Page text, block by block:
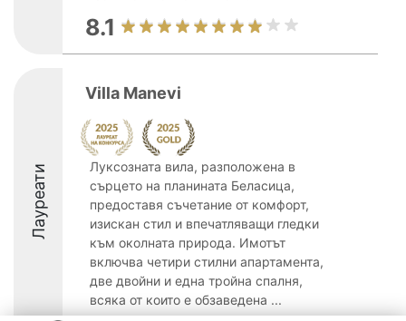
8.1
Лауреати
Villa Manevi
Луксозната вила, разположена в
сърцето на планината Беласица,
предоставя съчетание от комфорт,
изискан стил и впечатляващи гледки
към околната природа. Имотът
включва четири стилни апартамента,
две двойни и една тройна спалня,
всяка от които е обзаведена ...